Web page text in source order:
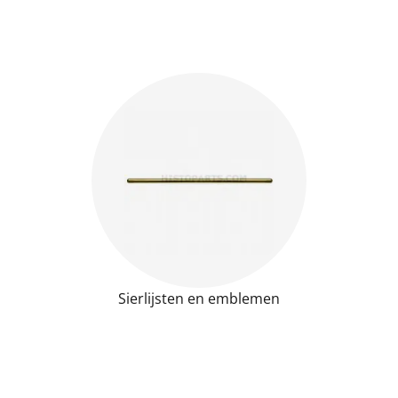
Sierlijsten en emblemen